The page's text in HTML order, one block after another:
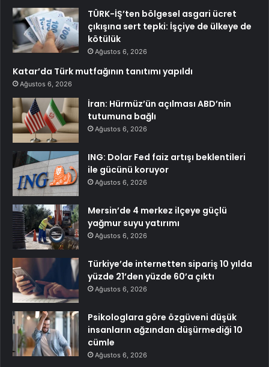
TÜRK-İŞ’ten bölgesel asgari ücret
çıkışına sert tepki: İşçiye de ülkeye de
kötülük
Ağustos 6, 2026
Katar’da Türk mutfağının tanıtımı yapıldı
Ağustos 6, 2026
İran: Hürmüz’ün açılması ABD’nin
tutumuna bağlı
Ağustos 6, 2026
ING: Dolar Fed faiz artışı beklentileri
ile gücünü koruyor
Ağustos 6, 2026
Mersin’de 4 merkez ilçeye güçlü
yağmur suyu yatırımı
Ağustos 6, 2026
Türkiye’de internetten sipariş 10 yılda
yüzde 21’den yüzde 60’a çıktı
Ağustos 6, 2026
Psikologlara göre özgüveni düşük
insanların ağzından düşürmediği 10
cümle
Ağustos 6, 2026